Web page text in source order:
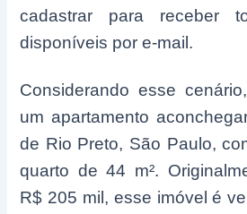
cadastrar para receber
disponíveis por e-mail.
Considerando esse
um apartamento
de Rio Preto, São Paulo,
quarto de 44 m².
R$ 205 mil, esse imóvel é